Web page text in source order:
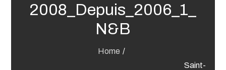
2008_Depuis_2006_1_
N&B
Home
Saint-